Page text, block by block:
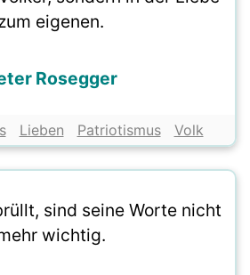
eigenen.
Rosegger
Lieben Patriotismus Volk
sind seine Worte nicht
wichtig.